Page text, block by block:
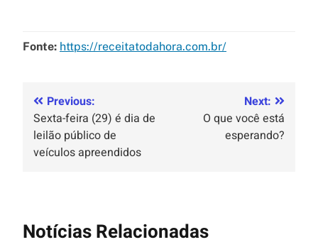
Fonte: https://receitatodahora.com.br/
Previous:
Sexta-feira (29) é dia de
leilão público de
veículos apreendidos
Next:
O que você está
esperando?
Notícias Relacionadas